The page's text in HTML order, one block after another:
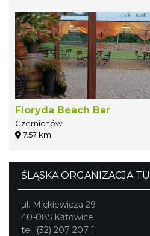
Floryda Beach Bar
Czernichów
7.57 km
ŚLĄSKA ORGANIZACJA
ul. Mickiewicza 29
40-085 Katowice
tel. (32) 207 207 1